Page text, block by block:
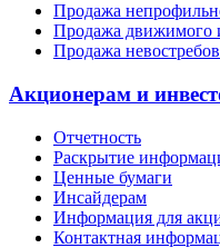
Продажа
Продажа движимого
Продажа
Акционерам и
Отчетность
Раскрытие
Ценные бумаги
Инсайдерам
Информация для
Контактная